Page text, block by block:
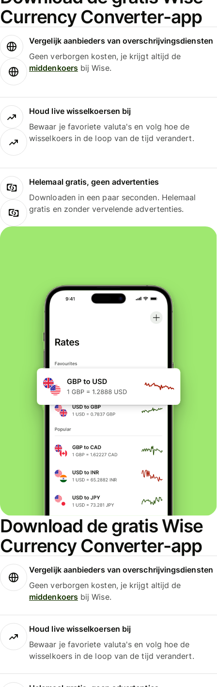
Currency Converter-app
Vergelijk aanbieders van overschrijvingsdiensten
Geen verborgen kosten, je krijgt altijd de
middenkoersbij Wise.
Houd live wisselkoersen bij
Bewaar je favoriete valuta's en volg hoe de
wisselkoers in de loop van de tijd verandert.
Helemaal gratis, geen advertenties
Downloaden in een paar seconden. Helemaal
gratis en zonder vervelende advertenties.
Download de gratis Wise
Currency Converter-app
Vergelijk aanbieders van overschrijvingsdiensten
Geen verborgen kosten, je krijgt altijd de
middenkoersbij Wise.
Houd live wisselkoersen bij
Bewaar je favoriete valuta's en volg hoe de
wisselkoers in de loop van de tijd verandert.